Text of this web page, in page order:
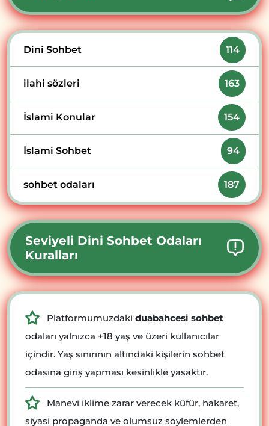
Dini Sohbet 114
ilahi sözleri 163
İslami Konular 154
İslami Sohbet 94
sohbet odaları 187
Seviyeli Dini Sohbet Odaları
Kuralları
Platformumuzdaki duabahcesi sohbet
odaları yalnızca +18 yaş ve üzeri kullanıcılar
içindir. Yaş sınırının altındaki kişilerin sohbet
odasına giriş yapması kesinlikle yasaktır.
Manevi iklime zarar verecek küfür, hakaret,
siyasi propaganda ve olumsuz söylemlerden